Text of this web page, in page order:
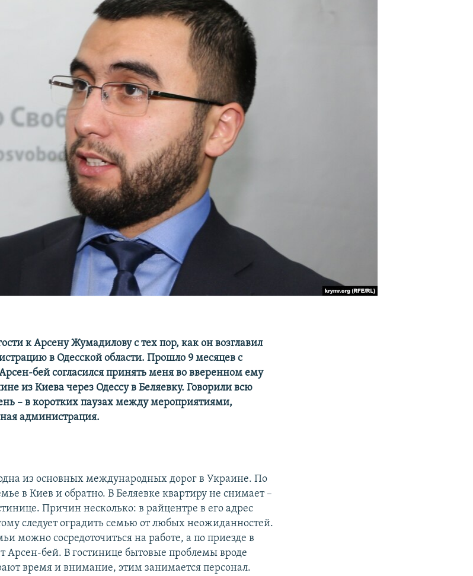
к Арсену Жумадилову с тех пор, как он возглавил
в Одесской области. Прошло 9 месяцев с
бей согласился принять меня во вверенном ему
из Киева через Одессу в Беляевку. Говорили всю
– в коротких паузах между мероприятиями,
администрация.
из основных международных дорог в Украине. По
в Киев и обратно. В Беляевке квартиру не снимает –
Причин несколько: в райцентре в его адрес
следует оградить семью от любых неожиданностей.
можно сосредоточиться на работе, а по приезде в
Арсен-бей. В гостинице бытовые проблемы вроде
время и внимание, этим занимается персонал.